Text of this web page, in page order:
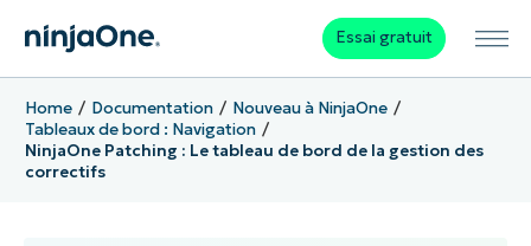
Essai gratuit
Home Documentation
Nouveau à NinjaOne
Tableaux de bord : Navigation
NinjaOne Patching : Le tableau de bord de la gestion des
correctifs